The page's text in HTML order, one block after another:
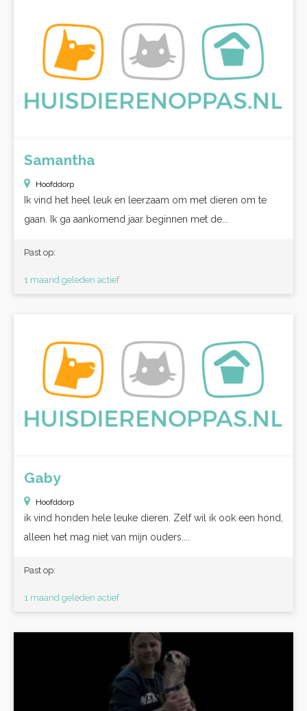
Samantha
Hoofddorp
Ik vind het heel leuk en leerzaam om met dieren om te
gaan. Ik ga aankomend jaar beginnen met de...
Past op:
1 maand geleden actief
Gaby
Hoofddorp
ik vind honden hele leuke dieren. Zelf wil ik ook een hond,
alleen het mag niet van mijn ouders....
Past op:
1 maand geleden actief